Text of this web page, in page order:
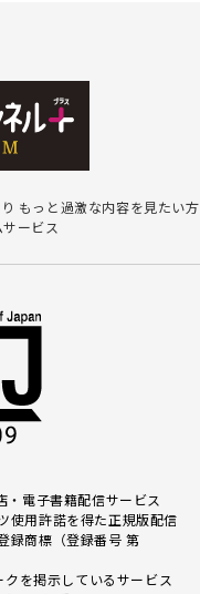
もっと過激な内容を見たい方
ービス
・電子書籍配信サービス
使用許諾を得た正規版配信
録商標（登録番号 第
を掲示しているサービス